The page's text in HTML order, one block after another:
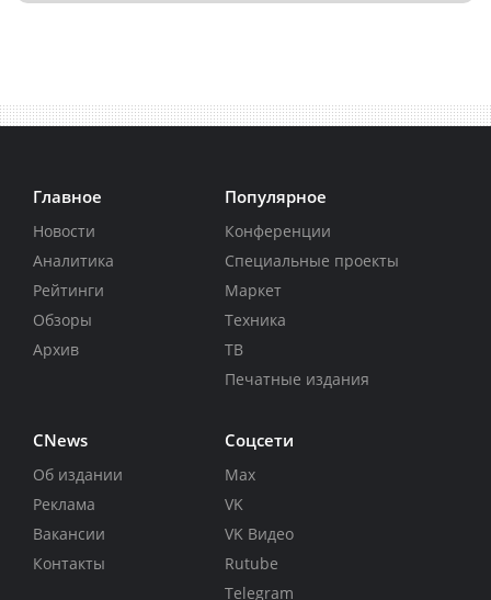
Главное
Новости
Аналитика
Рейтинги
Обзоры
Архив
Популярное
Конференции
Специальные проекты
Маркет
Техника
ТВ
Печатные издания
CNews
Об издании
Реклама
Вакансии
Контакты
Соцсети
Max
VK
VK Видео
Rutube
Telegram